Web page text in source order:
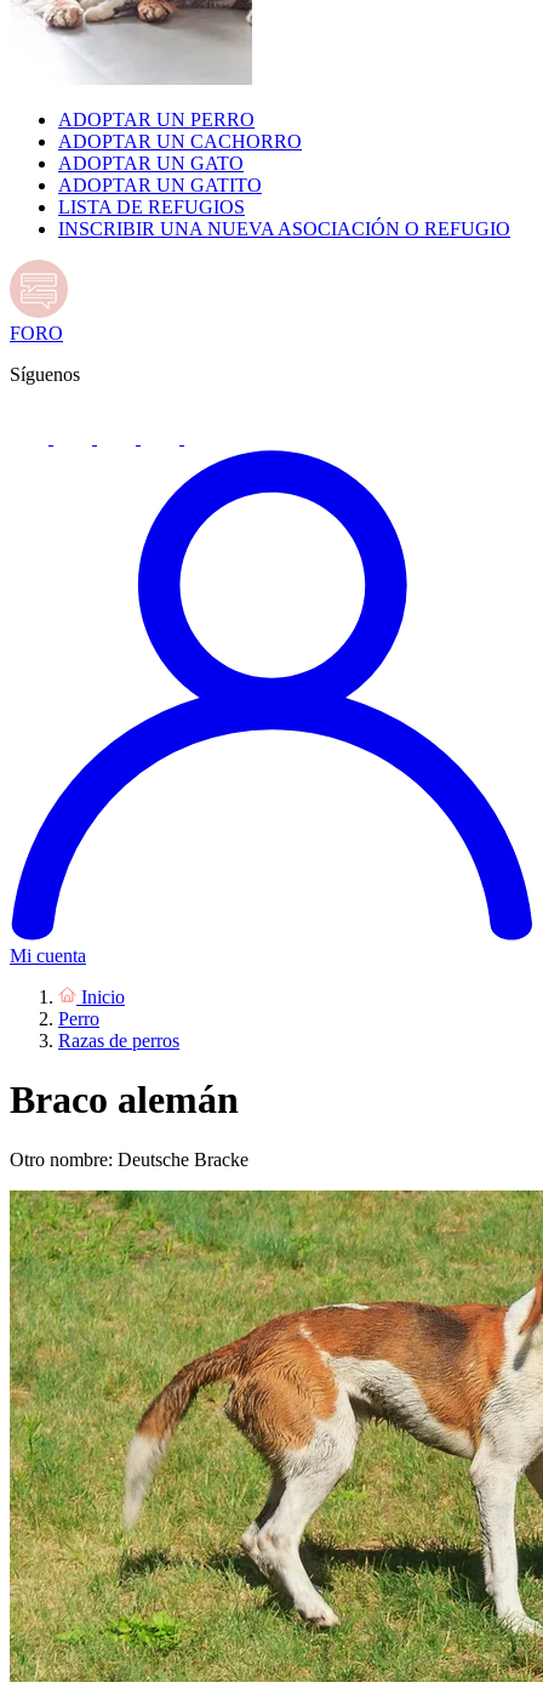
ADOPTAR UN PERRO
ADOPTAR UN CACHORRO
ADOPTAR UN GATO
ADOPTAR UN GATITO
LISTA DE REFUGIOS
INSCRIBIR UNA NUEVA ASOCIACIÓN O REFUGIO
FORO
Síguenos
Mi cuenta
Inicio
Perro
Razas de perros
Braco alemán
Otro nombre: Deutsche Bracke